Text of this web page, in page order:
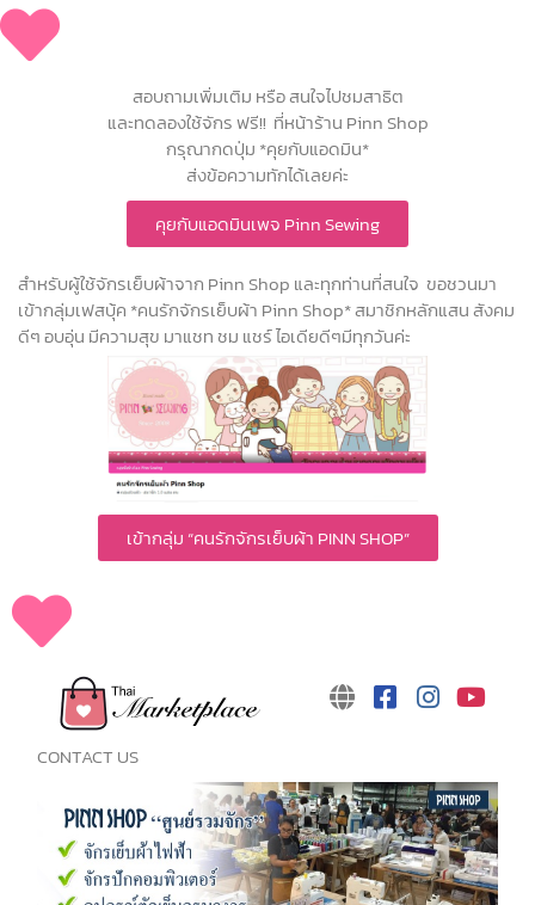
สอบถามเพิ่มเติม หรือ สนใจไปชมสาธิต
และทดลองใช้จักร ฟรี!! ที่หน้าร้าน Pinn Shop
กรุณากดปุ่ม *คุยกับแอดมิน*
ส่งข้อความทักได้เลยค่ะ
คุยกับแอดมินเพจ Pinn Sewing
สำหรับผู้ใช้จักรเย็บผ้าจาก Pinn Shop และทุกท่านที่สนใจ ขอชวนมา
เข้ากลุ่มเฟสบุ้ค *คนรักจักรเย็บผ้า Pinn Shop* สมาชิกหลักแสน สังคม
ดีๆ อบอุ่น มีความสุข มาแชท ชม แชร์ ไอเดียดีๆมีทุกวันค่ะ
เข้ากลุ่ม “คนรักจักรเย็บผ้า PINN SHOP”
CONTACT US